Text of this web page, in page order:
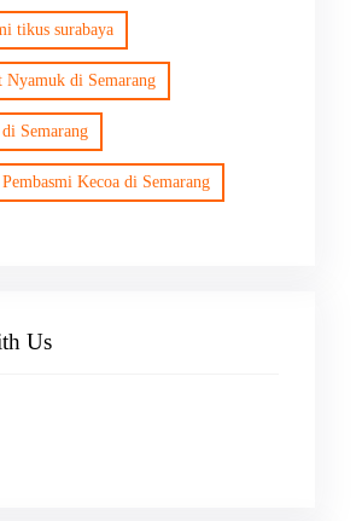
tikus surabaya
Nyamuk di Semarang
Semarang
Kecoa di Semarang
Us